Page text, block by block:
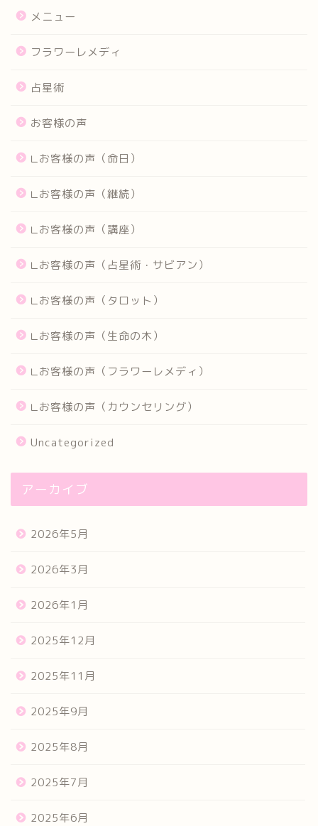
メニュー
フラワーレメディ
占星術
お客様の声
∟お客様の声（命日）
∟お客様の声（継続）
∟お客様の声（講座）
∟お客様の声（占星術・サビアン）
∟お客様の声（タロット）
∟お客様の声（生命の木）
∟お客様の声（フラワーレメディ）
∟お客様の声（カウンセリング）
Uncategorized
アーカイブ
2026年5月
2026年3月
2026年1月
2025年12月
2025年11月
2025年9月
2025年8月
2025年7月
2025年6月